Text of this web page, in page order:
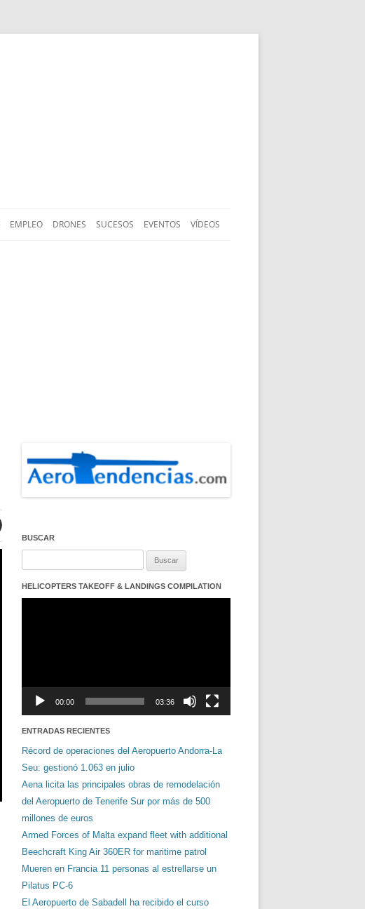
EMPLEO DRONES SUCESOS EVENTOS VÍDEOS
BUSCAR
HELICOPTERS TAKEOFF & LANDINGS COMPILATION
00:00 03:36
ENTRADAS RECIENTES
Récord de operaciones del Aeropuerto Andorra-La
Seu: gestionó 1.063 en julio
Aena licita las principales obras de remodelación
del Aeropuerto de Tenerife Sur por más de 500
millones de euros
Armed Forces of Malta expand fleet with additional
Beechcraft King Air 360ER for maritime patrol
Mueren en Francia 11 personas al estrellarse un
Pilatus PC-6
El Aeropuerto de Sabadell ha recibido el curso